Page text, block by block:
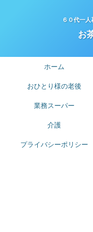
６０代一
お
ホーム
おひとり様の老後
業務スーパー
介護
プライバシーポリシー